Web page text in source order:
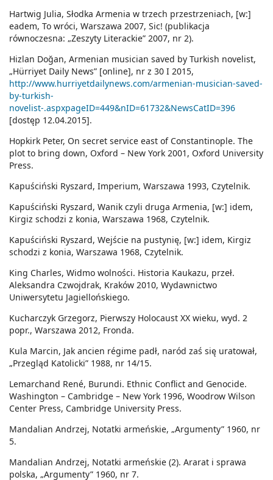
Hartwig Julia, Słodka Armenia w trzech przestrzeniach, [w:]
eadem, To wróci, Warszawa 2007, Sic! (publikacja
równoczesna: „Zeszyty Literackie” 2007, nr 2).
Hizlan Doğan, Armenian musician saved by Turkish novelist,
„Hürriyet Daily News” [online], nr z 30 I 2015,
http://www.hurriyetdailynews.com/armenian-musician-saved-
by-turkish-
novelist-.aspxpageID=449&nID=61732&NewsCatID=396
[dostęp 12.04.2015].
Hopkirk Peter, On secret service east of Constantinople. The
plot to bring down, Oxford – New York 2001, Oxford University
Press.
Kapuściński Ryszard, Imperium, Warszawa 1993, Czytelnik.
Kapuściński Ryszard, Wanik czyli druga Armenia, [w:] idem,
Kirgiz schodzi z konia, Warszawa 1968, Czytelnik.
Kapuściński Ryszard, Wejście na pustynię, [w:] idem, Kirgiz
schodzi z konia, Warszawa 1968, Czytelnik.
King Charles, Widmo wolności. Historia Kaukazu, przeł.
Aleksandra Czwojdrak, Kraków 2010, Wydawnictwo
Uniwersytetu Jagiellońskiego.
Kucharczyk Grzegorz, Pierwszy Holocaust XX wieku, wyd. 2
popr., Warszawa 2012, Fronda.
Kula Marcin, Jak ancien régime padł, naród zaś się uratował,
„Przegląd Katolicki” 1988, nr 14/15.
Lemarchand René, Burundi. Ethnic Conflict and Genocide.
Washington – Cambridge – New York 1996, Woodrow Wilson
Center Press, Cambridge University Press.
Mandalian Andrzej, Notatki armeńskie, „Argumenty” 1960, nr
5.
Mandalian Andrzej, Notatki armeńskie (2). Ararat i sprawa
polska, „Argumenty” 1960, nr 7.